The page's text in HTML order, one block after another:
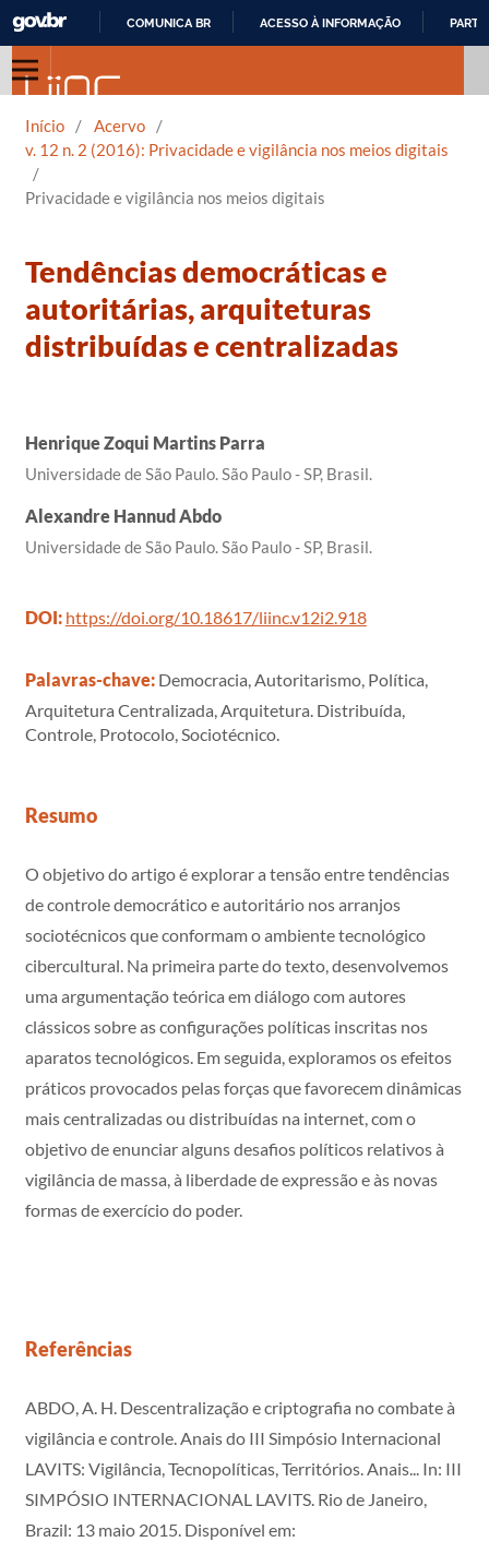
COMUNICA BR ACESSO À INFORMAÇÃO
Início / Acervo
/
v. 12 n. 2 (2016): Privacidade e vigilância nos meios digitais
/
Privacidade e vigilância nos meios digitais
Tendências democráticas e
autoritárias, arquiteturas
distribuídas e centralizadas
Henrique Zoqui Martins Parra
Universidade de São Paulo. São Paulo - SP, Brasil.
Alexandre Hannud Abdo
Universidade de São Paulo. São Paulo - SP, Brasil.
DOI: https://doi.org/10.18617/liinc.v12i2.918
Palavras-chave: Democracia, Autoritarismo, Política,
Arquitetura Centralizada, Arquitetura. Distribuída,
Controle, Protocolo, Sociotécnico.
Resumo
O objetivo do artigo é explorar a tensão entre tendências
de controle democrático e autoritário nos arranjos
sociotécnicos que conformam o ambiente tecnológico
cibercultural. Na primeira parte do texto, desenvolvemos
uma argumentação teórica em diálogo com autores
clássicos sobre as configurações políticas inscritas nos
aparatos tecnológicos. Em seguida, exploramos os efeitos
práticos provocados pelas forças que favorecem dinâmicas
mais centralizadas ou distribuídas na internet, com o
objetivo de enunciar alguns desafios políticos relativos à
vigilância de massa, à liberdade de expressão e às novas
formas de exercício do poder.
Referências
ABDO, A. H. Descentralização e criptografia no combate à
vigilância e controle. Anais do III Simpósio Internacional
LAVITS: Vigilância, Tecnopolíticas, Territórios. Anais... In: III
SIMPÓSIO INTERNACIONAL LAVITS. Rio de Janeiro,
Brazil: 13 maio 2015. Disponível em: